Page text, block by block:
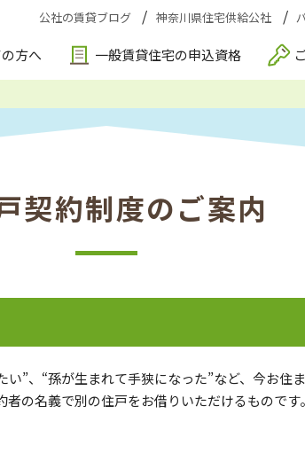
公社の賃貸ブログ 神奈川県住宅供給公社
方へ 一般賃貸住宅の申込資格
契約制度のご案内
”、“孫が生まれて手狭になった”など、今お住
の名義で別の住戸をお借りいただけるものです。